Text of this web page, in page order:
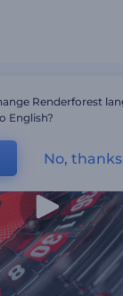
Renderforest
English?
No, thanks